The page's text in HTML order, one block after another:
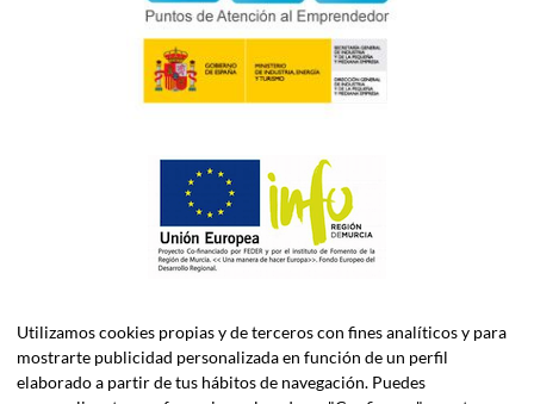
Utilizamos cookies propias y de terceros con fines analíticos y para
mostrarte publicidad personalizada en función de un perfil
elaborado a partir de tus hábitos de navegación. Puedes